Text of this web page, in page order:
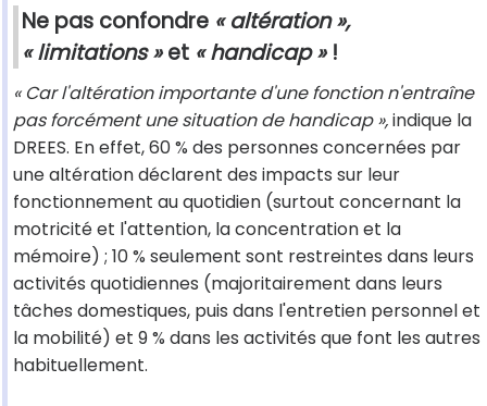
Ne pas confondre « altération »,
« limitations »et « handicap »!
« Car l'altération importante d'une fonction n'entraîne
pas forcément une situation de handicap »,indique la
DREES. En effet, 60 % des personnes concernées par
une altération déclarent des impacts sur leur
fonctionnement au quotidien (surtout concernant la
motricité et l'attention, la concentration et la
mémoire) ; 10 % seulement sont restreintes dans leurs
activités quotidiennes (majoritairement dans leurs
tâches domestiques, puis dans l'entretien personnel et
la mobilité) et 9 % dans les activités que font les autres
habituellement.